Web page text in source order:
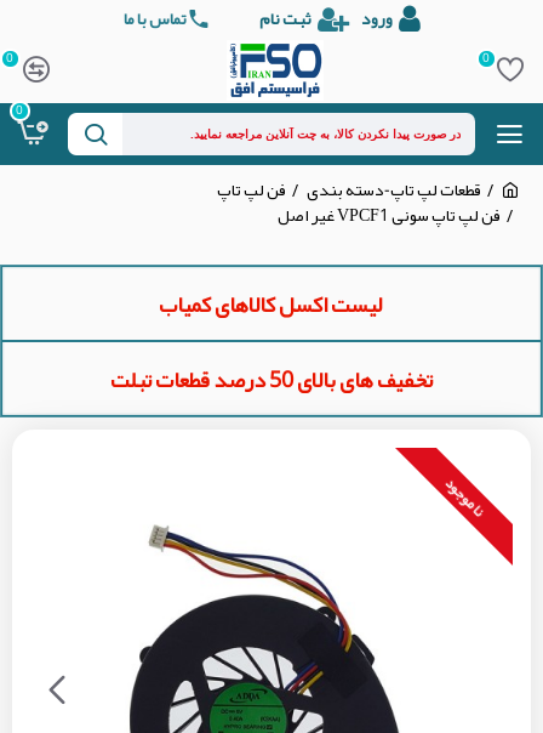
ورود ثبت نام تماس با ما
0
0
0
قطعات لپ تاپ-دسته بندی فن لپ تاپ
فن لپ تاپ سونی VPCF1 غیر اصل
لیست اکسل کالاهای کمیاب
تخفیف های بالای 50 درصد قطعات تبلت
نا موجود